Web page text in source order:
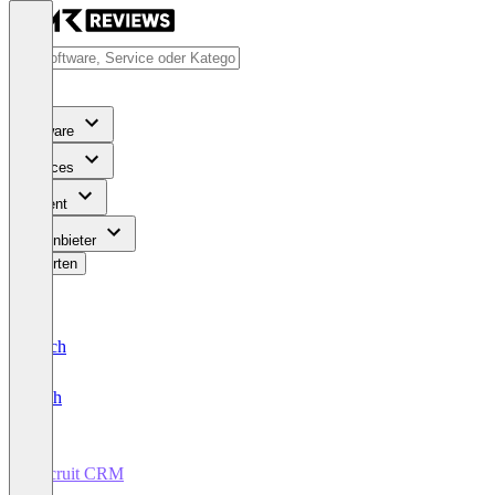
Software
Services
Content
Für Anbieter
Bewerten
Deutsch
English
Recruit CRM